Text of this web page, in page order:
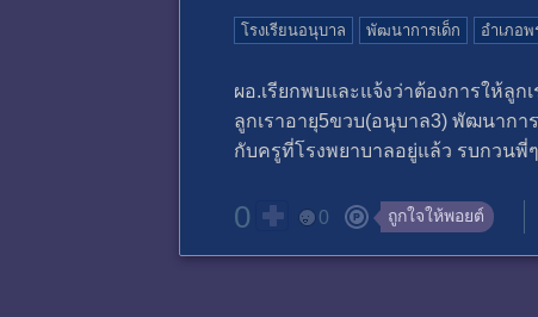
โรงเรียนอนุบาล พัฒนาการเด็ก อำเภอพ
ผอ.เรียกพบและแจ้งว่าต้องการให้ลูก
ลูกเราอายุ5ขวบ(อนุบาล3) พัฒนาก
กับครูที่โรงพยาบาลอยู่แล้ว รบกวนพี่
0 0 ถูกใจให้พอยต์